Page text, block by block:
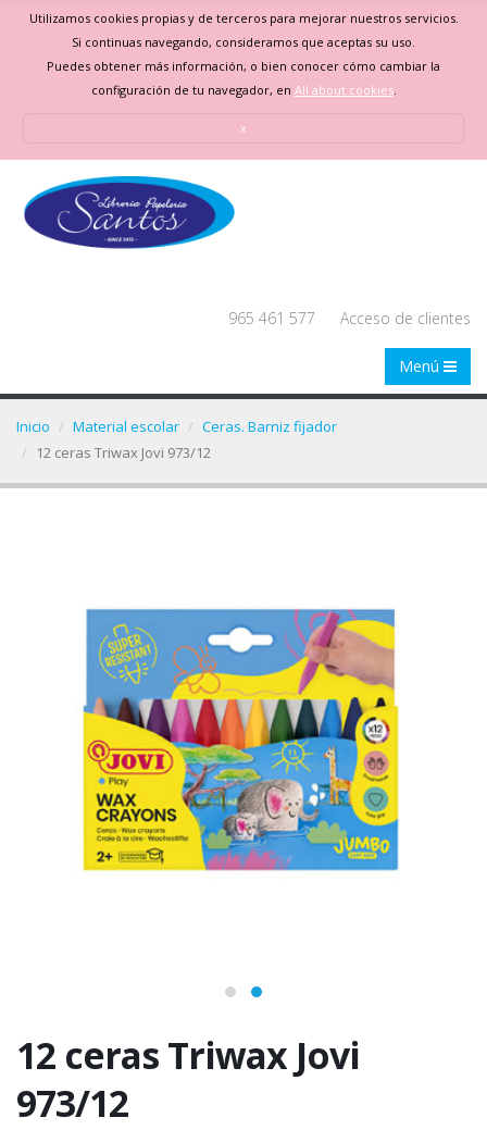
Utilizamos cookies propias y de terceros para mejorar nuestros servicios.
Si continuas navegando, consideramos que aceptas su uso.
Puedes obtener más información, o bien conocer cómo cambiar la
configuración de tu navegador, en All about cookies.
x
965 461 577 Acceso de clientes
Menú
Inicio Material escolar
Ceras. Barniz fijador
12 ceras Triwax Jovi 973/12
12 ceras Triwax Jovi
973/12